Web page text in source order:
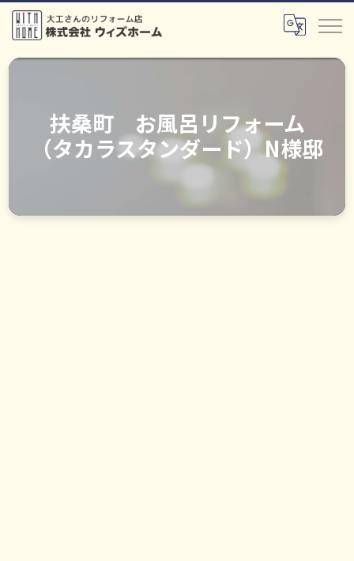
扶桑町 お風呂リフォーム
（タカラスタンダード）N様邸